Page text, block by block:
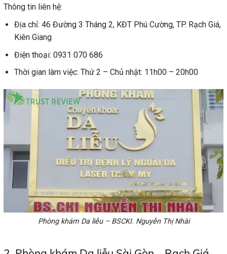
Thông tin liên hệ:
Địa chỉ: 46 Đường 3 Tháng 2, KĐT Phú Cường, TP. Rạch Giá,
Kiên Giang
Điện thoại: 0931 070 686
Thời gian làm việc: Thứ 2 – Chủ nhật: 11h00 – 20h00
Phòng khám Da liễu – BSCKI. Nguyễn Thị Nhài